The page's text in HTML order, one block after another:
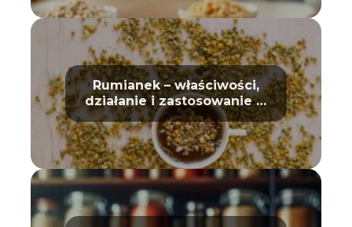
Rumianek – właściwości,
działanie i zastosowanie w
domu oraz kosmetyce